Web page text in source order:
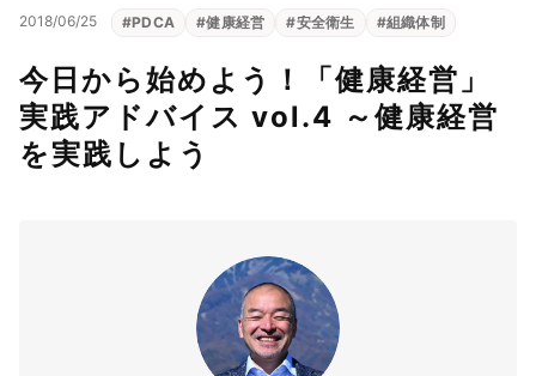
2018/06/25 #PDCA #健康経営 #安全衛生 #組織体制
今日から始めよう！「健康経営」
実践アドバイス vol.4 ～健康経営
を実践しよう